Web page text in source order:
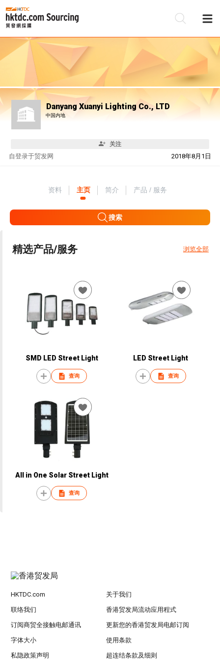
Danyang Xuanyi Lighting Co., LTD
中国内地
关注
自 2018年8月1日
登录于贸发网
资料 主页 简介 产品 / 服务
搜索
精选产品/服务 浏览全部
SMD LED Street Light
查询
LED Street Light
查询
All in One Solar Street Light
查询
HKTDC.com 关于我们
联络我们 香港贸发局流动应用程式
订阅商贸全接触电邮通讯 更新您的香港贸发局电邮订阅
字体大小 使用条款
私隐政策声明 超连结条款及细则